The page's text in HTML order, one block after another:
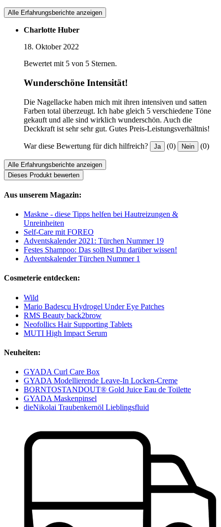
Alle Erfahrungsberichte anzeigen
Charlotte Huber
18. Oktober 2022
Bewertet mit 5 von 5 Sternen.
Wunderschöne Intensität!
Die Nagellacke haben mich mit ihren intensiven und satten
Farben total überzeugt. Ich habe gleich 5 verschiedene Töne
gekauft und alle sind wirklich wunderschön. Auch die
Deckkraft ist sehr sehr gut. Gutes Preis-Leistungsverhältnis!
War diese Bewertung für dich hilfreich? Ja (0) Nein (0)
Alle Erfahrungsberichte anzeigen
Dieses Produkt bewerten
Aus unserem Magazin:
Maskne - diese Tipps helfen bei Hautreizungen &
Unreinheiten
Self-Care mit FOREO
Adventskalender 2021: Türchen Nummer 19
Festes Shampoo: Das solltest Du darüber wissen!
Adventskalender Türchen Nummer 1
Cosmeterie entdecken:
Wild
Mario Badescu Hydrogel Under Eye Patches
RMS Beauty back2brow
Neofollics Hair Supporting Tablets
MUTI High Impact Serum
Neuheiten:
GYADA Curl Care Box
GYADA Modellierende Leave-In Locken-Creme
BORNTOSTANDOUT® Gold Juice Eau de Toilette
GYADA Maskenpinsel
dieNikolai Traubenkernöl Lieblingsfluid